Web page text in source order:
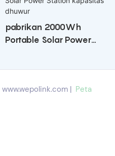
pabrikan 2000Wh
Portable Solar Power
www.wepolink.com | Peta